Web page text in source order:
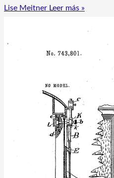
Lise Meitner Leer más »